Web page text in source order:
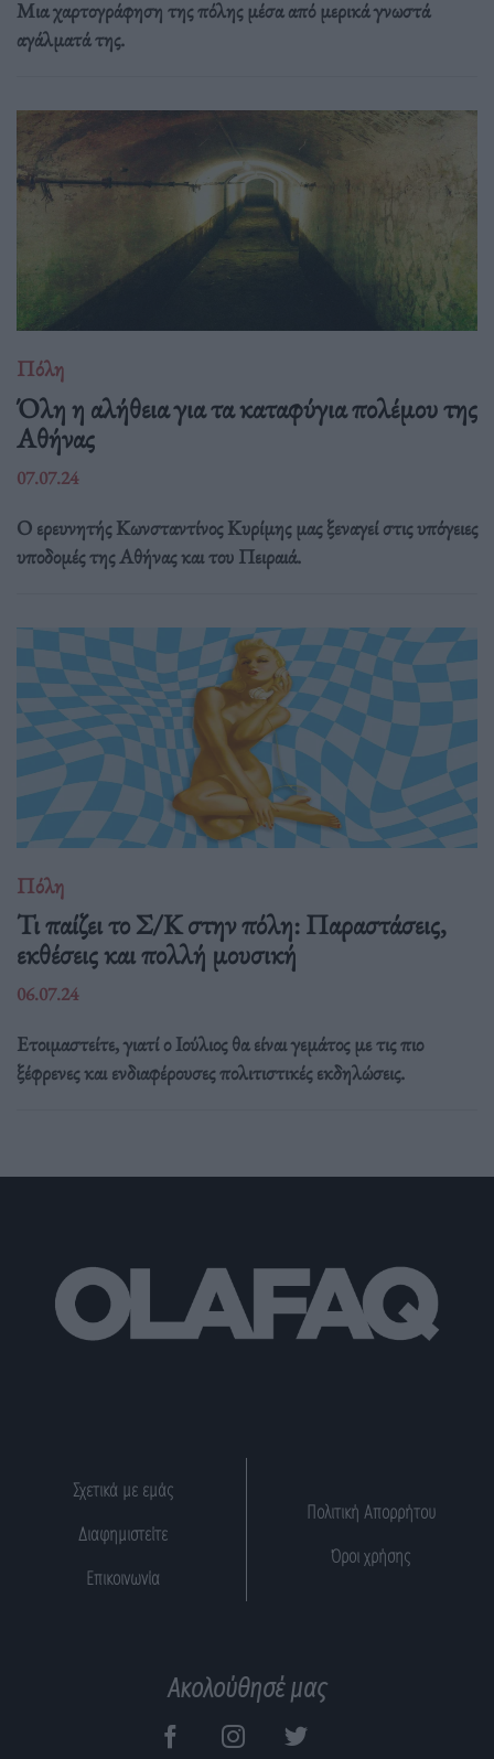
Μια χαρτογράφηση της πόλης μέσα από μερικά γνωστά
αγάλματά της.
Πόλη
Όλη η αλήθεια για τα καταφύγια πολέμου της
Αθήνας
07.07.24
Ο ερευνητής Κωνσταντίνος Κυρίμης μας ξεναγεί στις υπόγειες
υποδομές της Αθήνας και του Πειραιά.
Πόλη
Τι παίζει το Σ/Κ στην πόλη: Παραστάσεις,
εκθέσεις και πολλή μουσική
06.07.24
Ετοιμαστείτε, γιατί ο Ιούλιος θα είναι γεμάτος με τις πιο
ξέφρενες και ενδιαφέρουσες πολιτιστικές εκδηλώσεις.
Σχετικά με εμάς
Διαφημιστείτε
Επικοινωνία
Πολιτική Απορρήτου
Όροι χρήσης
Ακολούθησέ μας